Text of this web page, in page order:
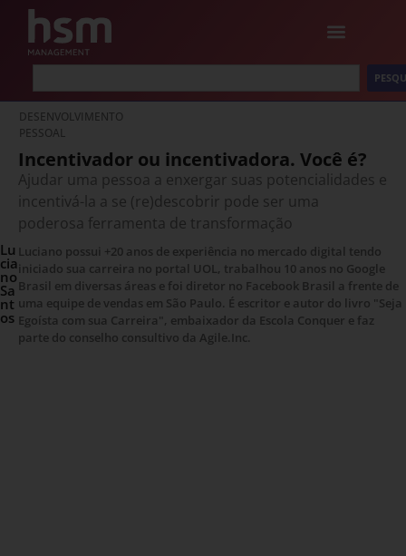
DESENVOLVIMENTO
PESSOAL
Incentivador ou incentivadora. Você é?
Ajudar uma pessoa a enxergar suas potencialidades e
incentivá-la a se (re)descobrir pode ser uma
poderosa ferramenta de transformação
Lu
cia
no
Sa
nt
os
Luciano possui +20 anos de experiência no mercado digital tendo
iniciado sua carreira no portal UOL, trabalhou 10 anos no Google
Brasil em diversas áreas e foi diretor no Facebook Brasil a frente de
uma equipe de vendas em São Paulo. É escritor e autor do livro "Seja
Egoísta com sua Carreira", embaixador da Escola Conquer e faz
parte do conselho consultivo da Agile.Inc.